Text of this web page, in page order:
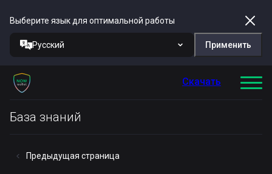
Выберите язык для оптимальной работы
Русский Применить
Скачать
База знаний
Предыдущая страница